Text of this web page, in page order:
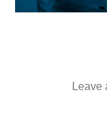
Leave